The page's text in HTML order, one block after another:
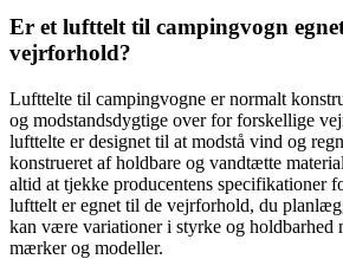
Er et lufttelt til campingvogn
vejrforhold?
Lufttelte til campingvogne er normalt
og modstandsdygtige over for forskellige
lufttelte er designet til at modstå vind og
konstrueret af holdbare og vandtætte
altid at tjekke producentens specifikationer
lufttelt er egnet til de vejrforhold, du
kan være variationer i styrke og holdbarhed
mærker og modeller.